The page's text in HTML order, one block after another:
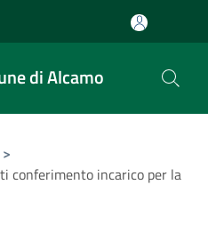
di Alcamo
>
conferimento incarico per la